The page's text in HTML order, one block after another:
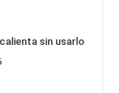
sin usarlo